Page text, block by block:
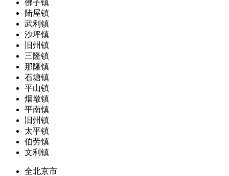
佛子镇
陆屋镇
武利镇
沙坪镇
旧州镇
三隆镇
那隆镇
石塘镇
平山镇
烟墩镇
平南镇
旧州镇
太平镇
伯劳镇
文利镇
全北京市